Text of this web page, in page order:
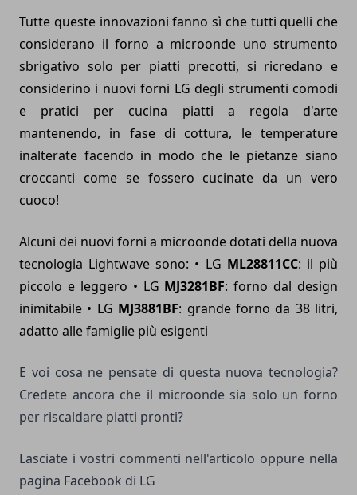
Tutte queste innovazioni fanno sì che tutti quelli che
considerano il forno a microonde uno strumento
sbrigativo solo per piatti precotti, si ricredano e
considerino i nuovi forni LG degli strumenti comodi
e pratici per cucina piatti a regola d'arte
mantenendo, in fase di cottura, le temperature
inalterate facendo in modo che le pietanze siano
croccanti come se fossero cucinate da un vero
cuoco!
Alcuni dei nuovi forni a microonde dotati della nuova
tecnologia Lightwave sono: • LG ML28811CC: il più
piccolo e leggero • LG MJ3281BF: forno dal design
inimitabile • LG MJ3881BF: grande forno da 38 litri,
adatto alle famiglie più esigenti
E voi cosa ne pensate di questa nuova tecnologia?
Credete ancora che il microonde sia solo un forno
per riscaldare piatti pronti?
Lasciate i vostri commenti nell'articolo oppure nella
pagina Facebook di LG